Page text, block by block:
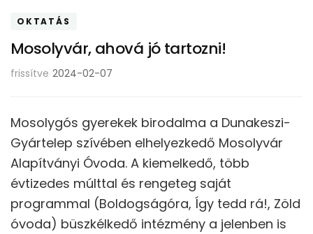
OKTATÁS
Mosolyvár, ahová jó tartozni!
frissítve 2024-02-07
Mosolygós gyerekek birodalma a Dunakeszi-
Gyártelep szívében elhelyezkedő Mosolyvár
Alapítványi Óvoda. A kiemelkedő, több
évtizedes múlttal és rengeteg saját
programmal (Boldogságóra, Így tedd rá!, Zöld
óvoda) büszkélkedő intézmény a jelenben is